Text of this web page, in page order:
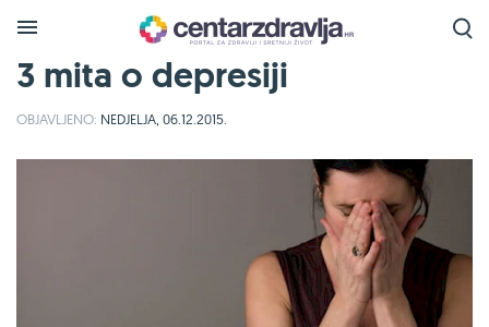
3 mita o depresiji
OBJAVLJENO: NEDJELJA, 06.12.2015.